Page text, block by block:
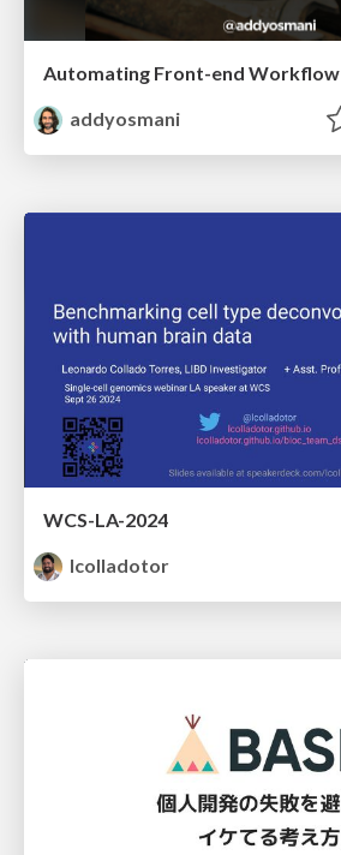
Automating Front-end Workflow
addyosmani
WCS-LA-2024
lcolladotor